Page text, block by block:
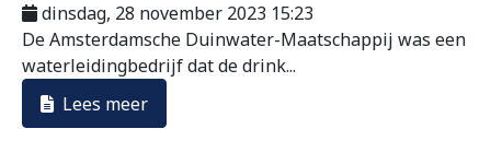
dinsdag, 28 november 2023 15:23
De Amsterdamsche Duinwater-Maatschappij was een
waterleidingbedrijf dat de drink...
Lees meer